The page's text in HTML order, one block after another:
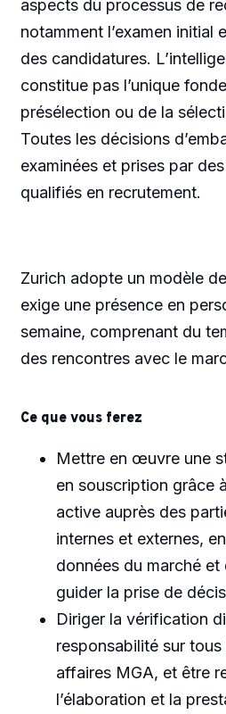
aspects du processus de
notamment l’examen initial
des candidatures.
constitue pas l’unique
présélection ou de la
Toutes les décisions
examinées et prises par
qualifiés en recrutement.
Zurich adopte un modèle
exige une présence en
semaine, comprenant du
des rencontres avec le
Ce que vous ferez
Mettre en œuvre une
en souscription grâce
active auprès des
internes et externes,
données du marché et
guider la prise de
Diriger la vérification
responsabilité sur
affaires MGA, et être
l’élaboration et la